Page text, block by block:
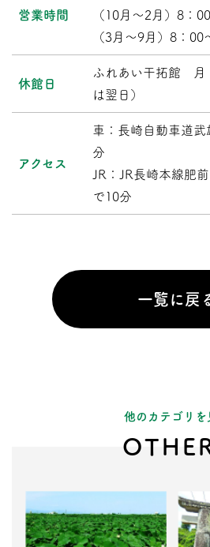
営業時間
（10月～2月）8：
（3月～9月）8：00
休館日
ふれあい干拓館 月
は翌日）
アクセス
車：長崎自動車道
分
JR：JR長崎本線肥
で10分
一覧に戻
他のカテゴリを